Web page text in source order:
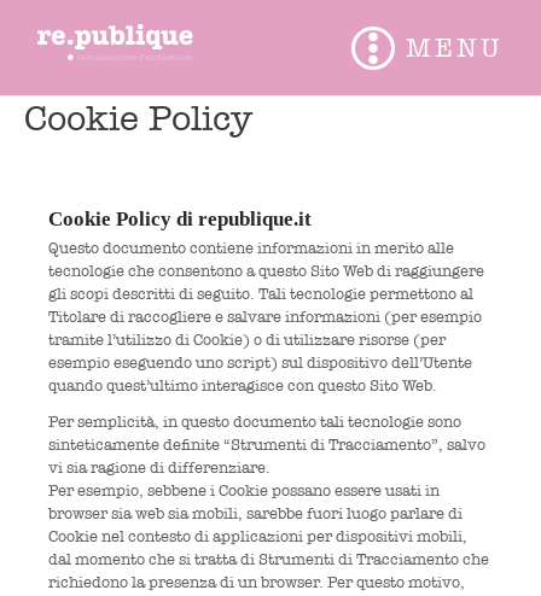
Main
MENU
Cookie Policy
Cookie Policy di republique.it
Questo documento contiene informazioni in merito alle
tecnologie che consentono a questo Sito Web di raggiungere
gli scopi descritti di seguito. Tali tecnologie permettono al
Titolare di raccogliere e salvare informazioni (per esempio
tramite l’utilizzo di Cookie) o di utilizzare risorse (per
esempio eseguendo uno script) sul dispositivo dell’Utente
quando quest’ultimo interagisce con questo Sito Web.
Per semplicità, in questo documento tali tecnologie sono
sinteticamente definite “Strumenti di Tracciamento”, salvo
vi sia ragione di differenziare.
Per esempio, sebbene i Cookie possano essere usati in
browser sia web sia mobili, sarebbe fuori luogo parlare di
Cookie nel contesto di applicazioni per dispositivi mobili,
dal momento che si tratta di Strumenti di Tracciamento che
richiedono la presenza di un browser. Per questo motivo,